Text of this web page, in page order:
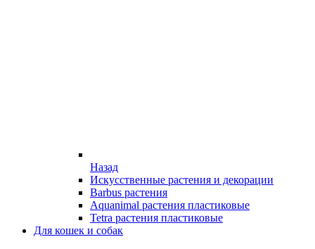
Назад
Искусственные растения и декорации
Barbus растения
Aquanimal растения пластиковые
Tetra растения пластиковые
Для кошек и собак